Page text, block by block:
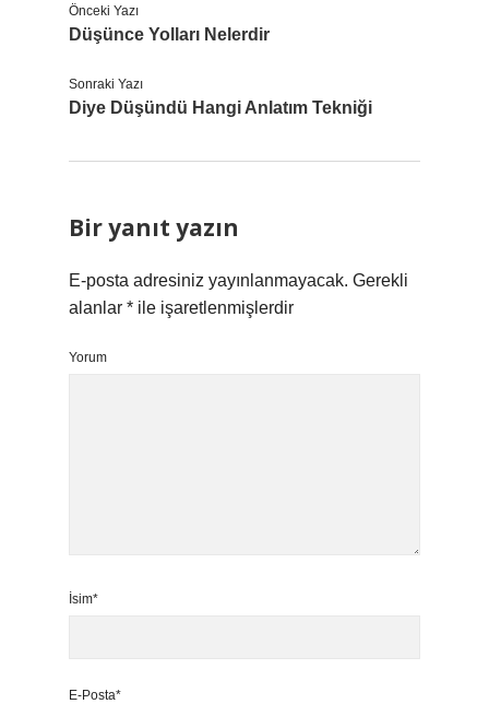
Önceki Yazı
Düşünce Yolları Nelerdir
Sonraki Yazı
Diye Düşündü Hangi Anlatım Tekniği
Bir yanıt yazın
E-posta adresiniz yayınlanmayacak. Gerekli
alanlar * ile işaretlenmişlerdir
Yorum
İsim*
E-Posta*